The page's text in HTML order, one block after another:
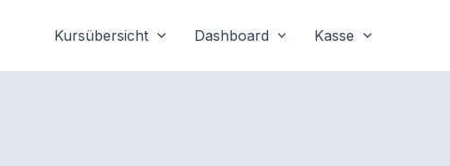
Kursübersicht Dashboard Kasse